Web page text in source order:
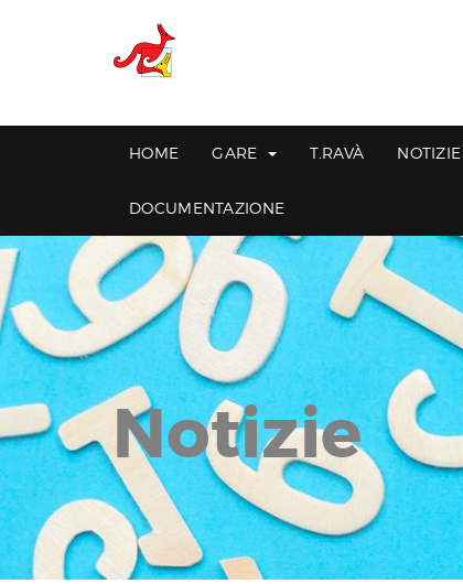
HOME GARE T.RAVÀ NOTIZIE
DOCUMENTAZIONE
Notizie